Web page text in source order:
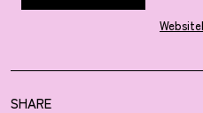
Website
SHARE